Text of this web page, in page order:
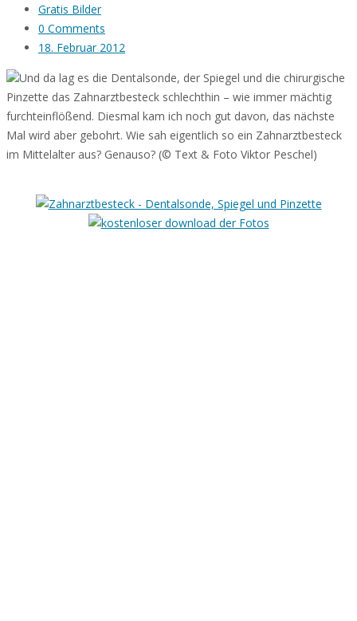
Gratis Bilder
0 Comments
18. Februar 2012
Und da lag es die Dentalsonde, der Spiegel und die chirurgische
Pinzette das Zahnarztbesteck schlechthin – wie immer mächtig
furchteinflößend. Diesmal kam ich noch gut davon, das nächste
Mal wird aber gebohrt. Wie sah eigentlich so ein Zahnarztbesteck
im Mittelalter aus? Genauso? (© Text & Foto Viktor Peschel)